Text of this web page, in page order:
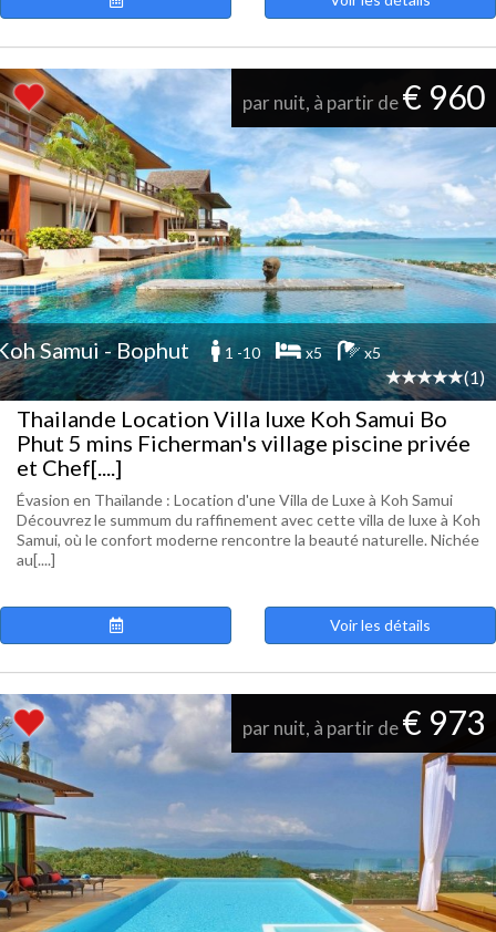
par nuit, à partir de€ 960
Samui - Bophut 1 -10 x5 x5
(1)
Thailande Location Villa luxe Koh Samui Bo
Phut 5 mins Ficherman's village piscine privée
et Chef[....]
Évasion en Thaïlande : Location d'une Villa de Luxe à Koh Samui
Découvrez le summum du raffinement avec cette villa de luxe à Koh
Samui, où le confort moderne rencontre la beauté naturelle. Nichée
au[....]
Voir les détails
par nuit, à partir de€ 973